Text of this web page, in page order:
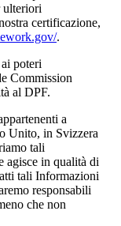
ulteriori
certificazione,
.
poteri
Commission
al DPF.
a
Unito, in Svizzera
tali
agisce in qualità di
tali Informazioni
responsabili
che non